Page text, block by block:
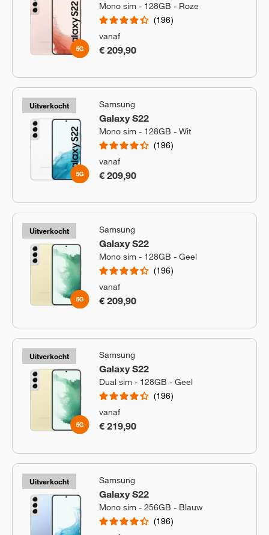
Mono sim - 128GB - Roze
196
vanaf
€ 209,90
Uitverkocht Samsung
Galaxy S22
Mono sim - 128GB - Wit
196
vanaf
€ 209,90
Uitverkocht Samsung
Galaxy S22
Mono sim - 128GB - Geel
196
vanaf
€ 209,90
Uitverkocht Samsung
Galaxy S22
Dual sim - 128GB - Geel
196
vanaf
€ 219,90
Uitverkocht Samsung
Galaxy S22
Mono sim - 256GB - Blauw
196